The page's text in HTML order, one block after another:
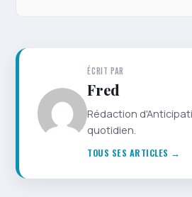
ÉCRIT PAR
Fred
Rédaction
quotidien.
TOUS SES ARTICLES →